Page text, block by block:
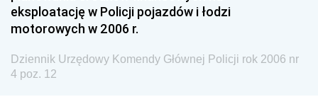
2005
2004
2003
eksploatację w Policji pojazdów i łodzi
motorowych w 2006 r.
Dziennik Urzędowy Komendy Głównej Policji rok 2006 nr
4 poz. 12